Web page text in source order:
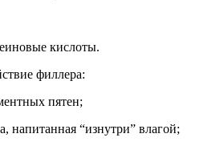
кислоты.
филлера:
пятен;
напитанная “изнутри” влагой;